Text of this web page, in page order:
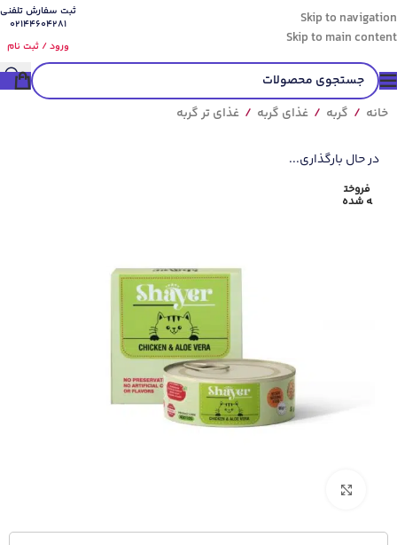
Skip to navigation
Skip to main content
ثبت سفارش تلفنی
02144604281
ورود / ثبت نام
خانه / گربه / غذای گربه / غذای تر گربه
در حال بارگذاری...
فروخت
ه شده